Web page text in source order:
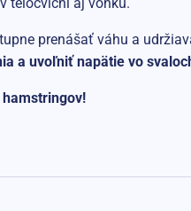
prenášať váhu a
a uvoľniť napätie vo